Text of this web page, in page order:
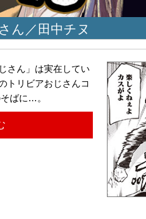
ん／田中チヌ
さん」は実在してい
トリビアおじさんコ
ばに…。